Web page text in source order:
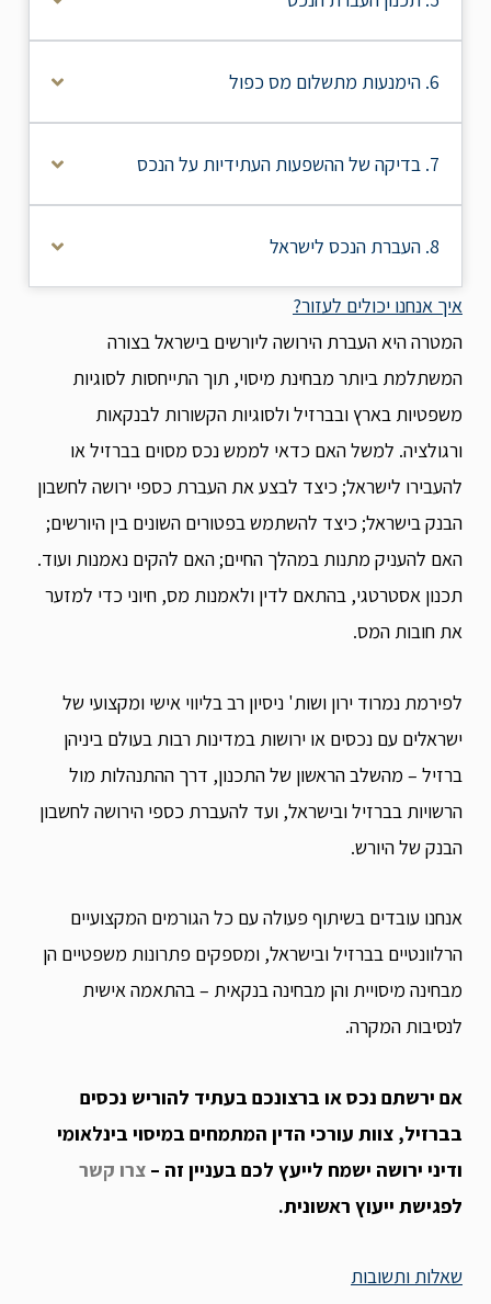
6. הימנעות מתשלום מס כפול
7. בדיקה של ההשפעות העתידיות על הנכס
8. העברת הנכס לישראל
איך אנחנו יכולים לעזור?
המטרה היא העברת הירושה ליורשים בישראל בצורה
המשתלמת ביותר מבחינת מיסוי, תוך התייחסות לסוגיות
משפטיות בארץ ובברזיל ולסוגיות הקשורות לבנקאות
ורגולציה. למשל האם כדאי לממש נכס מסוים בברזיל או
להעבירו לישראל; כיצד לבצע את העברת כספי ירושה לחשבון
הבנק בישראל; כיצד להשתמש בפטורים השונים בין היורשים;
האם להעניק מתנות במהלך החיים; האם להקים נאמנות ועוד.
תכנון אסטרטגי, בהתאם לדין ולאמנות מס, חיוני כדי למזער
את חובות המס.
לפירמת נמרוד ירון ושות' ניסיון רב בליווי אישי ומקצועי של
ישראלים עם נכסים או ירושות במדינות רבות בעולם ביניהן
ברזיל – מהשלב הראשון של התכנון, דרך ההתנהלות מול
הרשויות בברזיל ובישראל, ועד להעברת כספי הירושה לחשבון
הבנק של היורש.
אנחנו עובדים בשיתוף פעולה עם כל הגורמים המקצועיים
הרלוונטיים בברזיל ובישראל, ומספקים פתרונות משפטיים הן
מבחינה מיסויית והן מבחינה בנקאית – בהתאמה אישית
לנסיבות המקרה.
אם ירשתם נכס או ברצונכם בעתיד להוריש נכסים
בברזיל, צוות עורכי הדין המתמחים במיסוי בינלאומי
ודיני ירושה ישמח לייעץ לכם בעניין זה – צרו קשר
לפגישת ייעוץ ראשונית.
שאלות ותשובות